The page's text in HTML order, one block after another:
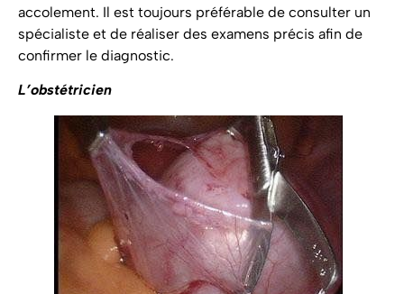
accolement. Il est toujours préférable de consulter un
spécialiste et de réaliser des examens précis afin de
confirmer le diagnostic.
L’obstétricien